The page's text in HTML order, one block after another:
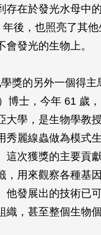
存在於發光水母中
後，也照亮了其
會發光的生物上。
獎的另外一個得主
博士，今年 61 歲
大學，是生物學教
秀麗線蟲做為模式
這次獲獎的主要貢
，用來觀察各種基
他發展出的技術已
織，甚至整個生物個